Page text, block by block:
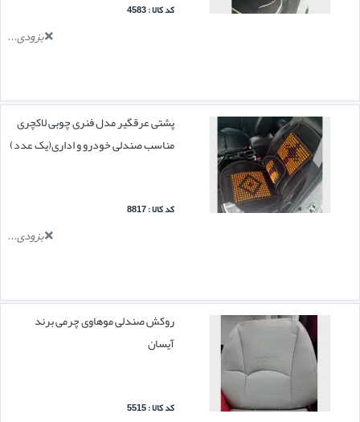
کد کالا : 4583
بزودی...
پشتی عرقگیر مدل فنری چوبی لاکچری
مناسب صندلی خودرو و اداری(یک عدد)
کد کالا : 8817
بزودی...
روکش صندلی موهاوی چرمی برند
آیسان
کد کالا : 5515